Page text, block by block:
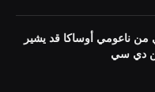
من ناعومي أوساكا قد يشير
دي سي